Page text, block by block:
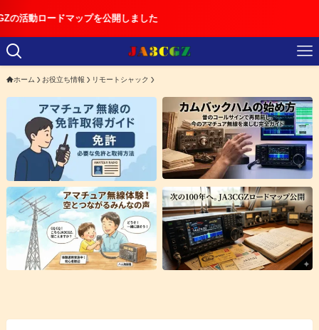
ップを公開しました
ホーム お役立ち情報 リモートシャック